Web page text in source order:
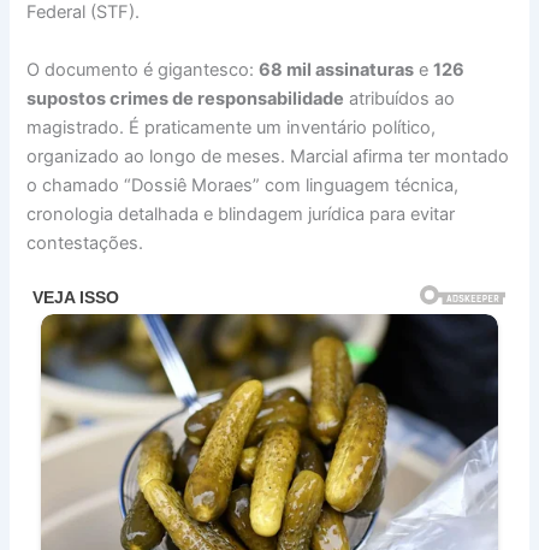
Federal (STF).
O documento é gigantesco:68 mil assinaturas e126
supostos crimes de responsabilidade atribuídos ao
magistrado. É praticamente um inventário político,
organizado ao longo de meses. Marcial afirma ter montado
o chamado “Dossiê Moraes” com linguagem técnica,
cronologia detalhada e blindagem jurídica para evitar
contestações.